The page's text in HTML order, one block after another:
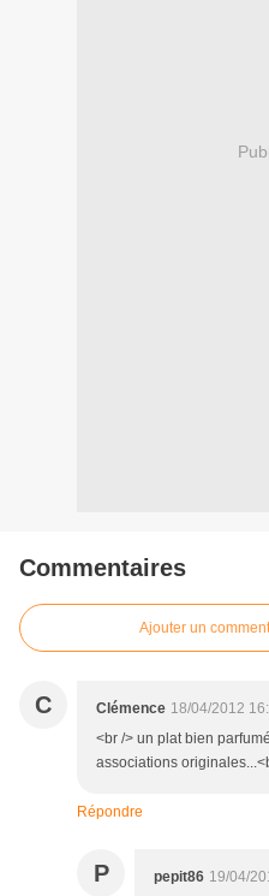
Commentaires
Ajouter un
C Clémence 18/04/2012
<br /> un plat bien
associations
Répondre
P pepit86 19/04/